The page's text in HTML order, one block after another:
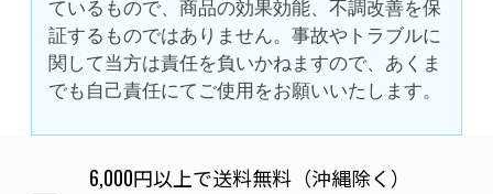
ているもので、商品の効果効能、不調改善を保
証するものではありません。事故やトラブルに
関して当方は責任を負いかねますので、あくま
でも自己責任にてご使用をお願いいたします。
6,000円以上で送料無料（沖縄除く）